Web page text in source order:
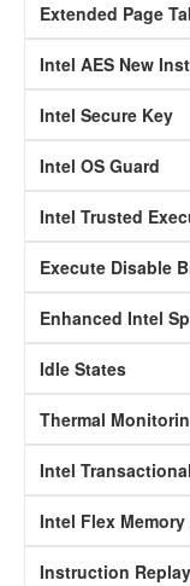
Extended Page
Intel AES New
Intel Secure Key
Intel OS Guard
Intel Trusted
Execute Disable
Enhanced Intel
Idle States
Thermal
Intel
Intel Flex
Instruction